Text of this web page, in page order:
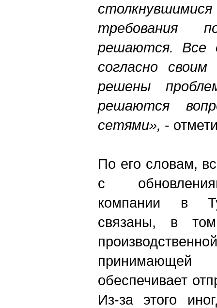
требования
решаются. Все
согласно
решены
решаются
сетями», -
По его словам,
с
компании в
связаны, в
принимающей
обеспечивает
Из-за этого